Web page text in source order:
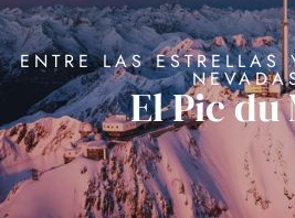
ENTRE LAS ESTRELLAS
El Pic du